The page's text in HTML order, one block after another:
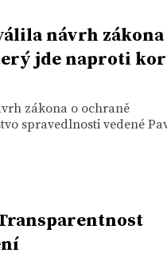
návrh zákona
jde naproti
zákona o ochraně
spravedlnosti vedené